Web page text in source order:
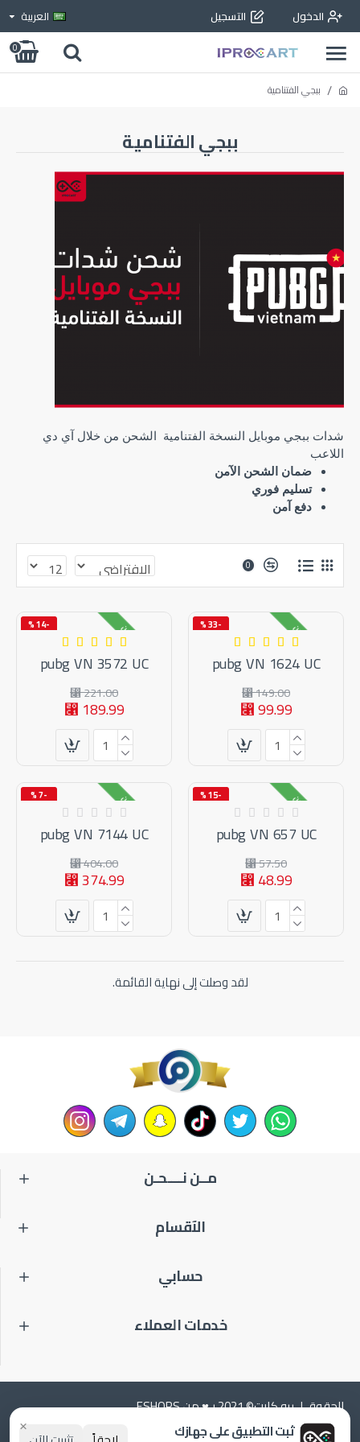
الدخول التسجيل العربية
0
ببجي الفتنامية
ببجي الفتنامية
شدات ببجي موبايل النسخة الفتنامية الشحن من خلال آي دي
اللاعب
ضمان الشحن الآمن
تسليم فوري
دفع آمن
0
متوفر بالمخزون -33 %
pubg VN 1624 UC
99.99 ⃁
149.00 ⃁
متوفر بالمخزون -14 %
pubg VN 3572 UC
189.99 ⃁
221.00 ⃁
متوفر بالمخزون -15 %
pubg VN 657 UC
48.99 ⃁
57.50 ⃁
متوفر بالمخزون -7 %
pubg VN 7144 UC
374.99 ⃁
404.00 ⃁
لقد وصلت إلى نهاية القائمة.
مــن نــــحـن
الآقسام
حسابي
خدمات العملاء
الحقوق لـ برو كارت© 2021 بـ♥️ من ESHOPS
ثبت التطبيق على جهازك
×